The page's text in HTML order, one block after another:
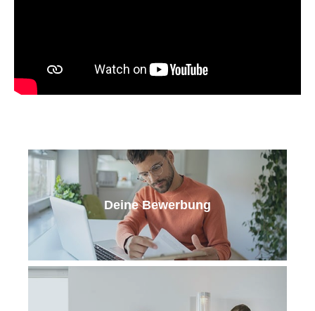
Deine Bewerbung